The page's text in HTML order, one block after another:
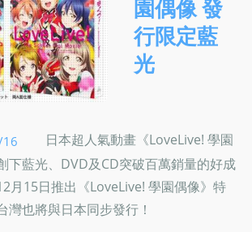
園偶像 發
行限定藍
光
日本超人氣動畫《LoveLive! 學園
下藍光、DVD及CD突破百萬銷量的好成
月15日推出《LoveLive! 學園偶像》特
灣也將與日本同步發行！